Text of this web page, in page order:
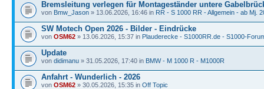
Bremsleitung verlegen für Montageständer untere
von Bmw_Jason » 13.06.2026, 16:46 in RR - S 1000 RR - Allgemein - ab Mj.
SW Motech Open 2026 - Bilder - Eindrücke
von OSM62 » 13.06.2026, 15:37 in Plauderecke - S1000RR.de - S1000-
Update
von didimanu » 31.05.2026, 17:40 in BMW - M 1000 R - M1000R
Anfahrt - Wunderlich - 2026
von OSM62 » 30.05.2026, 15:35 in Off Topic